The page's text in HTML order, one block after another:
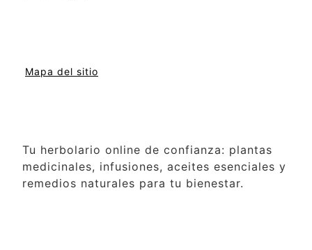
Mapa del sitio
Tu herbolario online de confianza: plantas
medicinales, infusiones, aceites esenciales y
remedios naturales para tu bienestar.